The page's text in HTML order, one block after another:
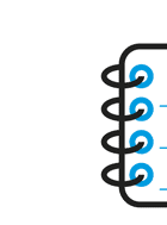
Lortu zure datu
buruzko
datuen atalean.
zure baimena
Webgune
fitxategiak